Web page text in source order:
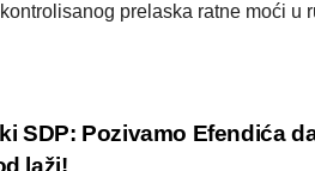
prelaska ratne moći u
SDP: Pozivamo Efendića